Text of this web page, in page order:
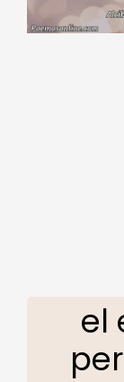
el